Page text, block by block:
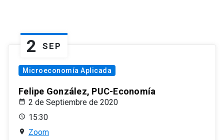
2 SEP
Microeconomía Aplicada
Felipe González, PUC-Economía
2 de Septiembre de 2020
15:30
Zoom